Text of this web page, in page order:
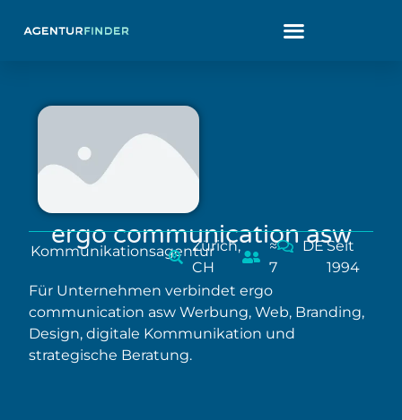
ergo communication asw
KommunikationsagenturZürich,
CH
≈
7
DESeit
1994
Für Unternehmen verbindet ergo
communication asw Werbung, Web, Branding,
Design, digitale Kommunikation und
strategische Beratung.